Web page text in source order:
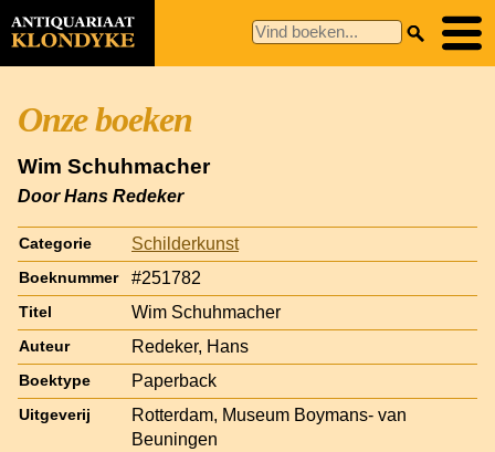
Onze boeken
Wim Schuhmacher
Door Hans Redeker
Categorie Schilderkunst
Boeknummer #251782
Titel Wim Schuhmacher
Auteur Redeker, Hans
Boektype Paperback
Uitgeverij
Rotterdam, Museum Boymans- van
Beuningen